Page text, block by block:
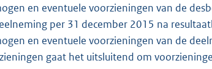
en eventuele voorzieningen van de
per 31 december 2015 na
en eventuele voorzieningen van de
gaat het uitsluitend om